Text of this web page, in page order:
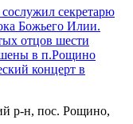
секретарю
Божьего Илии.
отцов шести
в п.Рощино
концерт в
р-н, пос. Рощино,